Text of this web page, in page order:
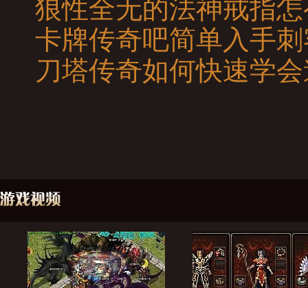
狼性全无的法神戒指
卡牌传奇吧简单入手
刀塔传奇如何快速学